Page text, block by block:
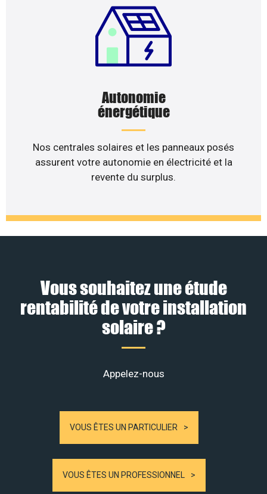
Autonomie
énergétique
Nos centrales solaires et les panneaux posés
assurent votre autonomie en électricité et la
revente du surplus.
Vous souhaitez une étude
rentabilité de votre installation
solaire ?
Appelez-nous
VOUS ÊTES UN PARTICULIER
VOUS ÊTES UN PROFESSIONNEL